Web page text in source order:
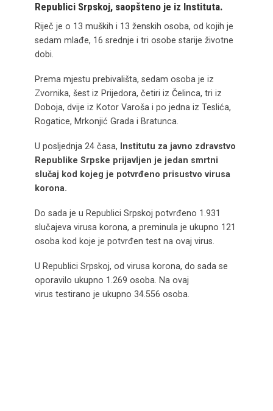
Republici Srpskoj, saopšteno je iz Instituta.
Riječ je o 13 muških i 13 ženskih osoba, od kojih je
sedam mlađe, 16 srednje i tri osobe starije životne
dobi.
Prema mjestu prebivališta, sedam osoba je iz
Zvornika, šest iz Prijedora, četiri iz Čelinca, tri iz
Doboja, dvije iz Kotor Varoša i po jedna iz Teslića,
Rogatice, Mrkonjić Grada i Bratunca.
U posljednja 24 časa,
Institutu za javno zdravstvo
Republike Srpske prijavljen je jedan smrtni
slučaj kod kojeg je potvrđeno prisustvo virusa
korona.
Do sada je u Republici Srpskoj potvrđeno 1.931
slučajeva virusa korona, a preminula je ukupno 121
osoba kod koje je potvrđen test na ovaj virus.
U Republici Srpskoj, od virusa korona, do sada se
oporavilo ukupno 1.269 osoba. Na ovaj
virus testirano je ukupno 34.556 osoba.